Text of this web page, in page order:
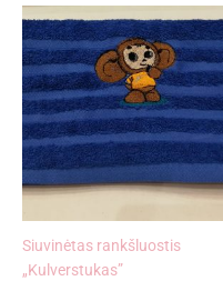
Siuvinėtas rankšluostis
„Kulverstukas”